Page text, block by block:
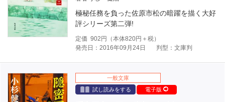
極秘任務を負った佐原市松の暗躍を描く大好
評シリーズ第二弾!
定価 902 円（本体820円＋税）
発売日：2016年09月24日
判型：文庫判
一般文庫
試し読みをする
電子版